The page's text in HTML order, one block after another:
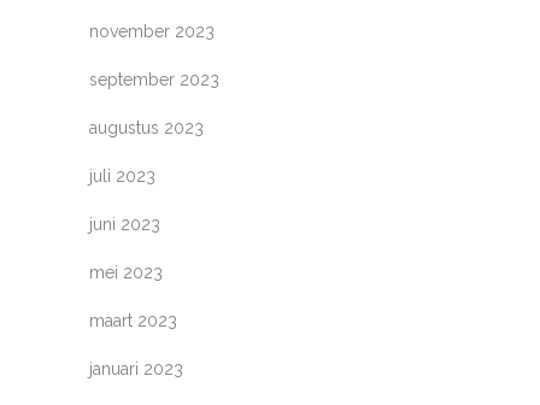
november 2023
september 2023
augustus 2023
juli 2023
juni 2023
mei 2023
maart 2023
januari 2023